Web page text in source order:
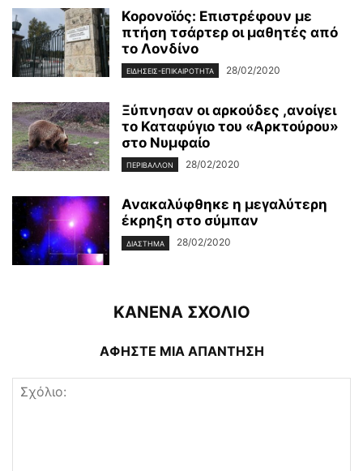
Κορονοϊός: Επιστρέφουν με
πτήση τσάρτερ οι μαθητές από
το Λονδίνο
ΕΙΔΉΣΕΙΣ-ΕΠΙΚΑΙΡΌΤΗΤΑ 28/02/2020
Ξύπνησαν οι αρκούδες ,ανοίγει
το Καταφύγιο του «Αρκτούρου»
στο Νυμφαίο
ΠΕΡΙΒΆΛΛΟΝ 28/02/2020
Ανακαλύφθηκε η μεγαλύτερη
έκρηξη στο σύμπαν
ΔΙΆΣΤΗΜΑ 28/02/2020
ΚΑΝΕΝΑ ΣΧΟΛΙΟ
ΑΦΗΣΤΕ ΜΙΑ ΑΠΑΝΤΗΣΗ